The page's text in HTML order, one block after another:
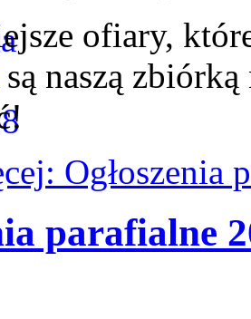
ofiary,
naszą
Ogłoszenia
parafialne